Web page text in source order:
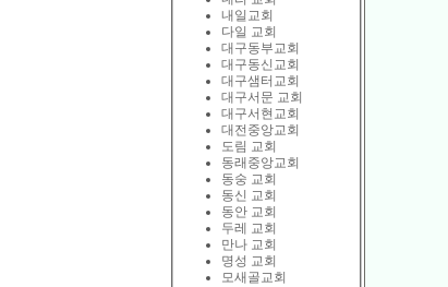
내일교회
다일 교회
대구동부교회
대구동신교회
대구샘터교회
대구서문 교회
대구서현교회
대전중앙교회
도림 교회
동래중앙교회
동숭 교회
동신 교회
동안 교회
두레 교회
만나 교회
명성 교회
모새골교회